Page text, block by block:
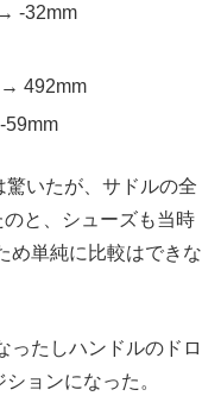
-32mm
→ 492mm
59mm
いたが、サドルの全
と、シューズも当時
め単純に比較はできな
ったしハンドルのドロ
ョンになった。